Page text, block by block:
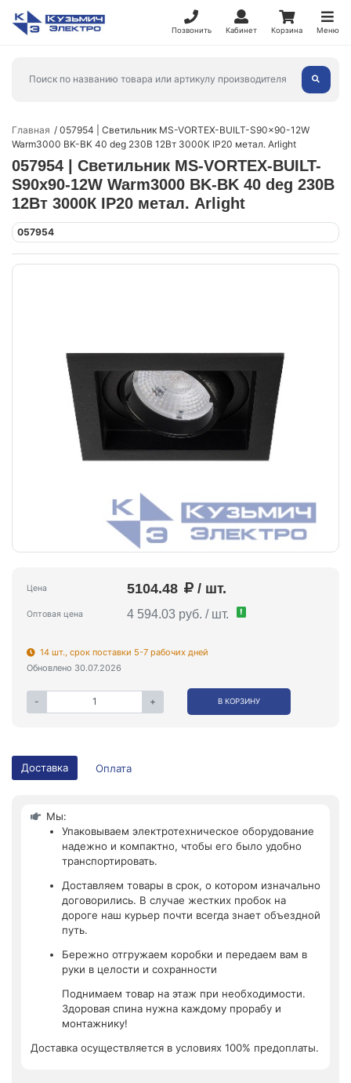
Позвонить Кабинет Корзина Меню
Главная
057954 | Светильник MS-VORTEX-BUILT-S90x90-12W
Warm3000 BK-BK 40 deg 230В 12Вт 3000К IP20 метал. Arlight
057954 | Светильник MS-VORTEX-BUILT-
S90x90-12W Warm3000 BK-BK 40 deg 230В
12Вт 3000К IP20 метал. Arlight
057954
Цена 5104.48 / шт.
Оптовая цена 4 594.03 руб. / шт. !
14 шт., срок поставки 5-7 рабочих дней
Обновлено 30.07.2026
- + В КОРЗИНУ
Доставка Оплата
Мы:
Упаковываем электротехническое оборудование
надежно и компактно, чтобы его было удобно
транспортировать.
Доставляем товары в срок, о котором изначально
договорились. В случае жестких пробок на
дороге наш курьер почти всегда знает объездной
путь.
Бережно отгружаем коробки и передаем вам в
руки в целости и сохранности
Поднимаем товар на этаж при необходимости.
Здоровая спина нужна каждому прорабу и
монтажнику!
Доставка осуществляется в условиях 100% предоплаты.